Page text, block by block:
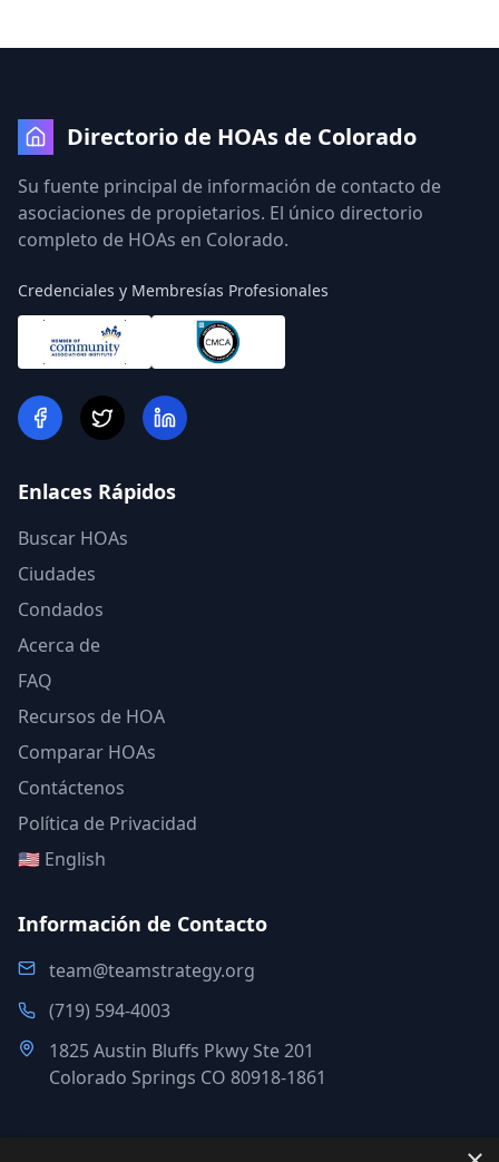
Directorio de HOAs de Colorado
Su fuente principal de información de contacto de
asociaciones de propietarios. El único directorio
completo de HOAs en Colorado.
Credenciales y Membresías Profesionales
Enlaces Rápidos
Buscar HOAs
Ciudades
Condados
Acerca de
FAQ
Recursos de HOA
Comparar HOAs
Contáctenos
Política de Privacidad
🇺🇸 English
Información de Contacto
team@teamstrategy.org
(719) 594-4003
1825 Austin Bluffs Pkwy Ste 201
Colorado Springs CO 80918-1861